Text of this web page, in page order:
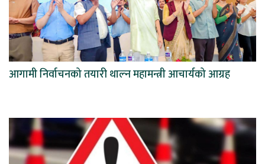
आगामी निर्वाचनको तयारी थाल्न महामन्त्री आचार्यको आग्रह